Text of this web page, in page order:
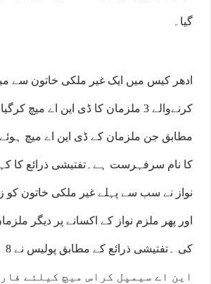
گیا۔
ادھر کیس میں ایک غیر ملکی خاتون سے
کرنےوالے 3 ملزمان کا ڈی این اے میچ
مطابق جن ملزمان کے ڈی این اے میچ ہوئے
کا نام سرفہرست ہے۔تفتیشی ذرائع کا
نواز نے سب سے پہلے غیر ملکی خاتون کو
اور پھر ملزم نواز کے اکسانے پر دیگر
این اے سیمپل کراس میچ کیلئے